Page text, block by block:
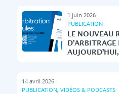
1 juin 2026
PUBLICATION
LE NOUVEAU
14 avril 2026
PUBLICATION, VIDÉOS & PODCASTS